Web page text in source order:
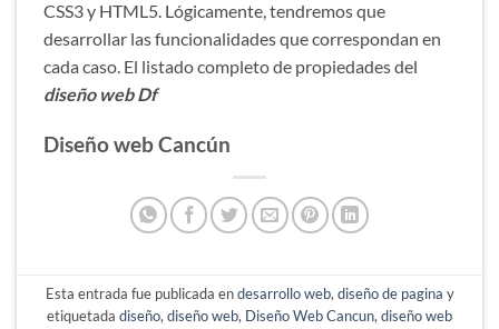
CSS3 y HTML5. Lógicamente, tendremos que
desarrollar las funcionalidades que correspondan en
cada caso. El listado completo de propiedades del
diseño web Df
Diseño web Cancún
Esta entrada fue publicada endesarrollo web, diseño de pagina y
etiquetada diseño, diseño web, Diseño Web Cancun, diseño web